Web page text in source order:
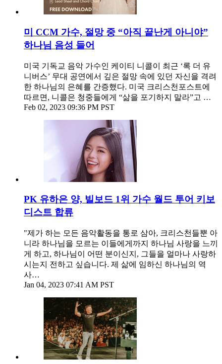
미 CCM 가수, 절망 중 “아직 끝난게 아니야”
하나님 음성 들어
미국 기독교 음악 가수인 케이티 니콜이 최근 ‘록 더 유
니버스’ 무대 공연에서 깊은 절망 속에 있던 자신을 격려
한 하나님의 은혜를 간증했다. 미국 크리스천포스트에
따르면, 니콜은 청중들에게 “삶을 포기하지 말라”고 …
Feb 02, 2023 09:36 PM PST
PK 유하은 양, 빌보드 1위 가수 월드 투어 키보
디스트 합류
"제가 하는 모든 음악활동을 통로 삼아, 크리스천들뿐 아
니라 하나님을 모르는 이들에게까지 하나님 사랑을 느끼
게 하고, 하나님이 어떤 분이신지, 그들을 얼마나 사랑하
시는지 전하고 싶습니다. 제 삶에 임하신 하나님의 역
사…
Jan 04, 2023 07:41 AM PST